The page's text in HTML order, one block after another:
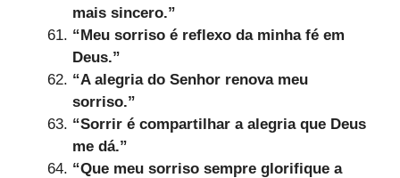
mais sincero.”
“Meu sorriso é reflexo da minha fé em
Deus.”
“A alegria do Senhor renova meu
sorriso.”
“Sorrir é compartilhar a alegria que Deus
me dá.”
“Que meu sorriso sempre glorifique a